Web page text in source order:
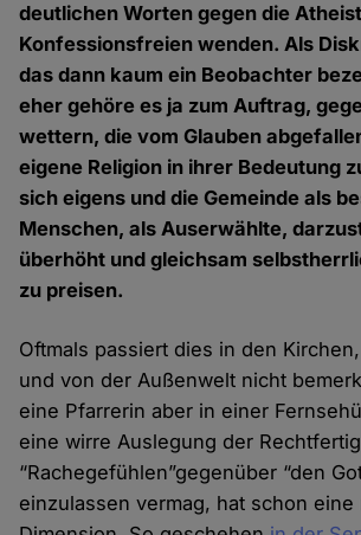
deutlichen Worten gegen die
Konfessionsfreien wenden. Als
das dann kaum ein Beobachter
eher gehöre es ja zum Auftrag,
wettern, die vom Glauben
eigene Religion in ihrer Bedeutung
sich eigens und die Gemeinde als
Menschen, als Auserwählte,
überhöht und gleichsam
zu preisen.
Oftmals passiert dies in den
und von der Außenwelt nicht
eine Pfarrerin aber in einer
eine wirre Auslegung der
“Rachegefühlen”gegenüber “den
einzulassen vermag, hat schon eine